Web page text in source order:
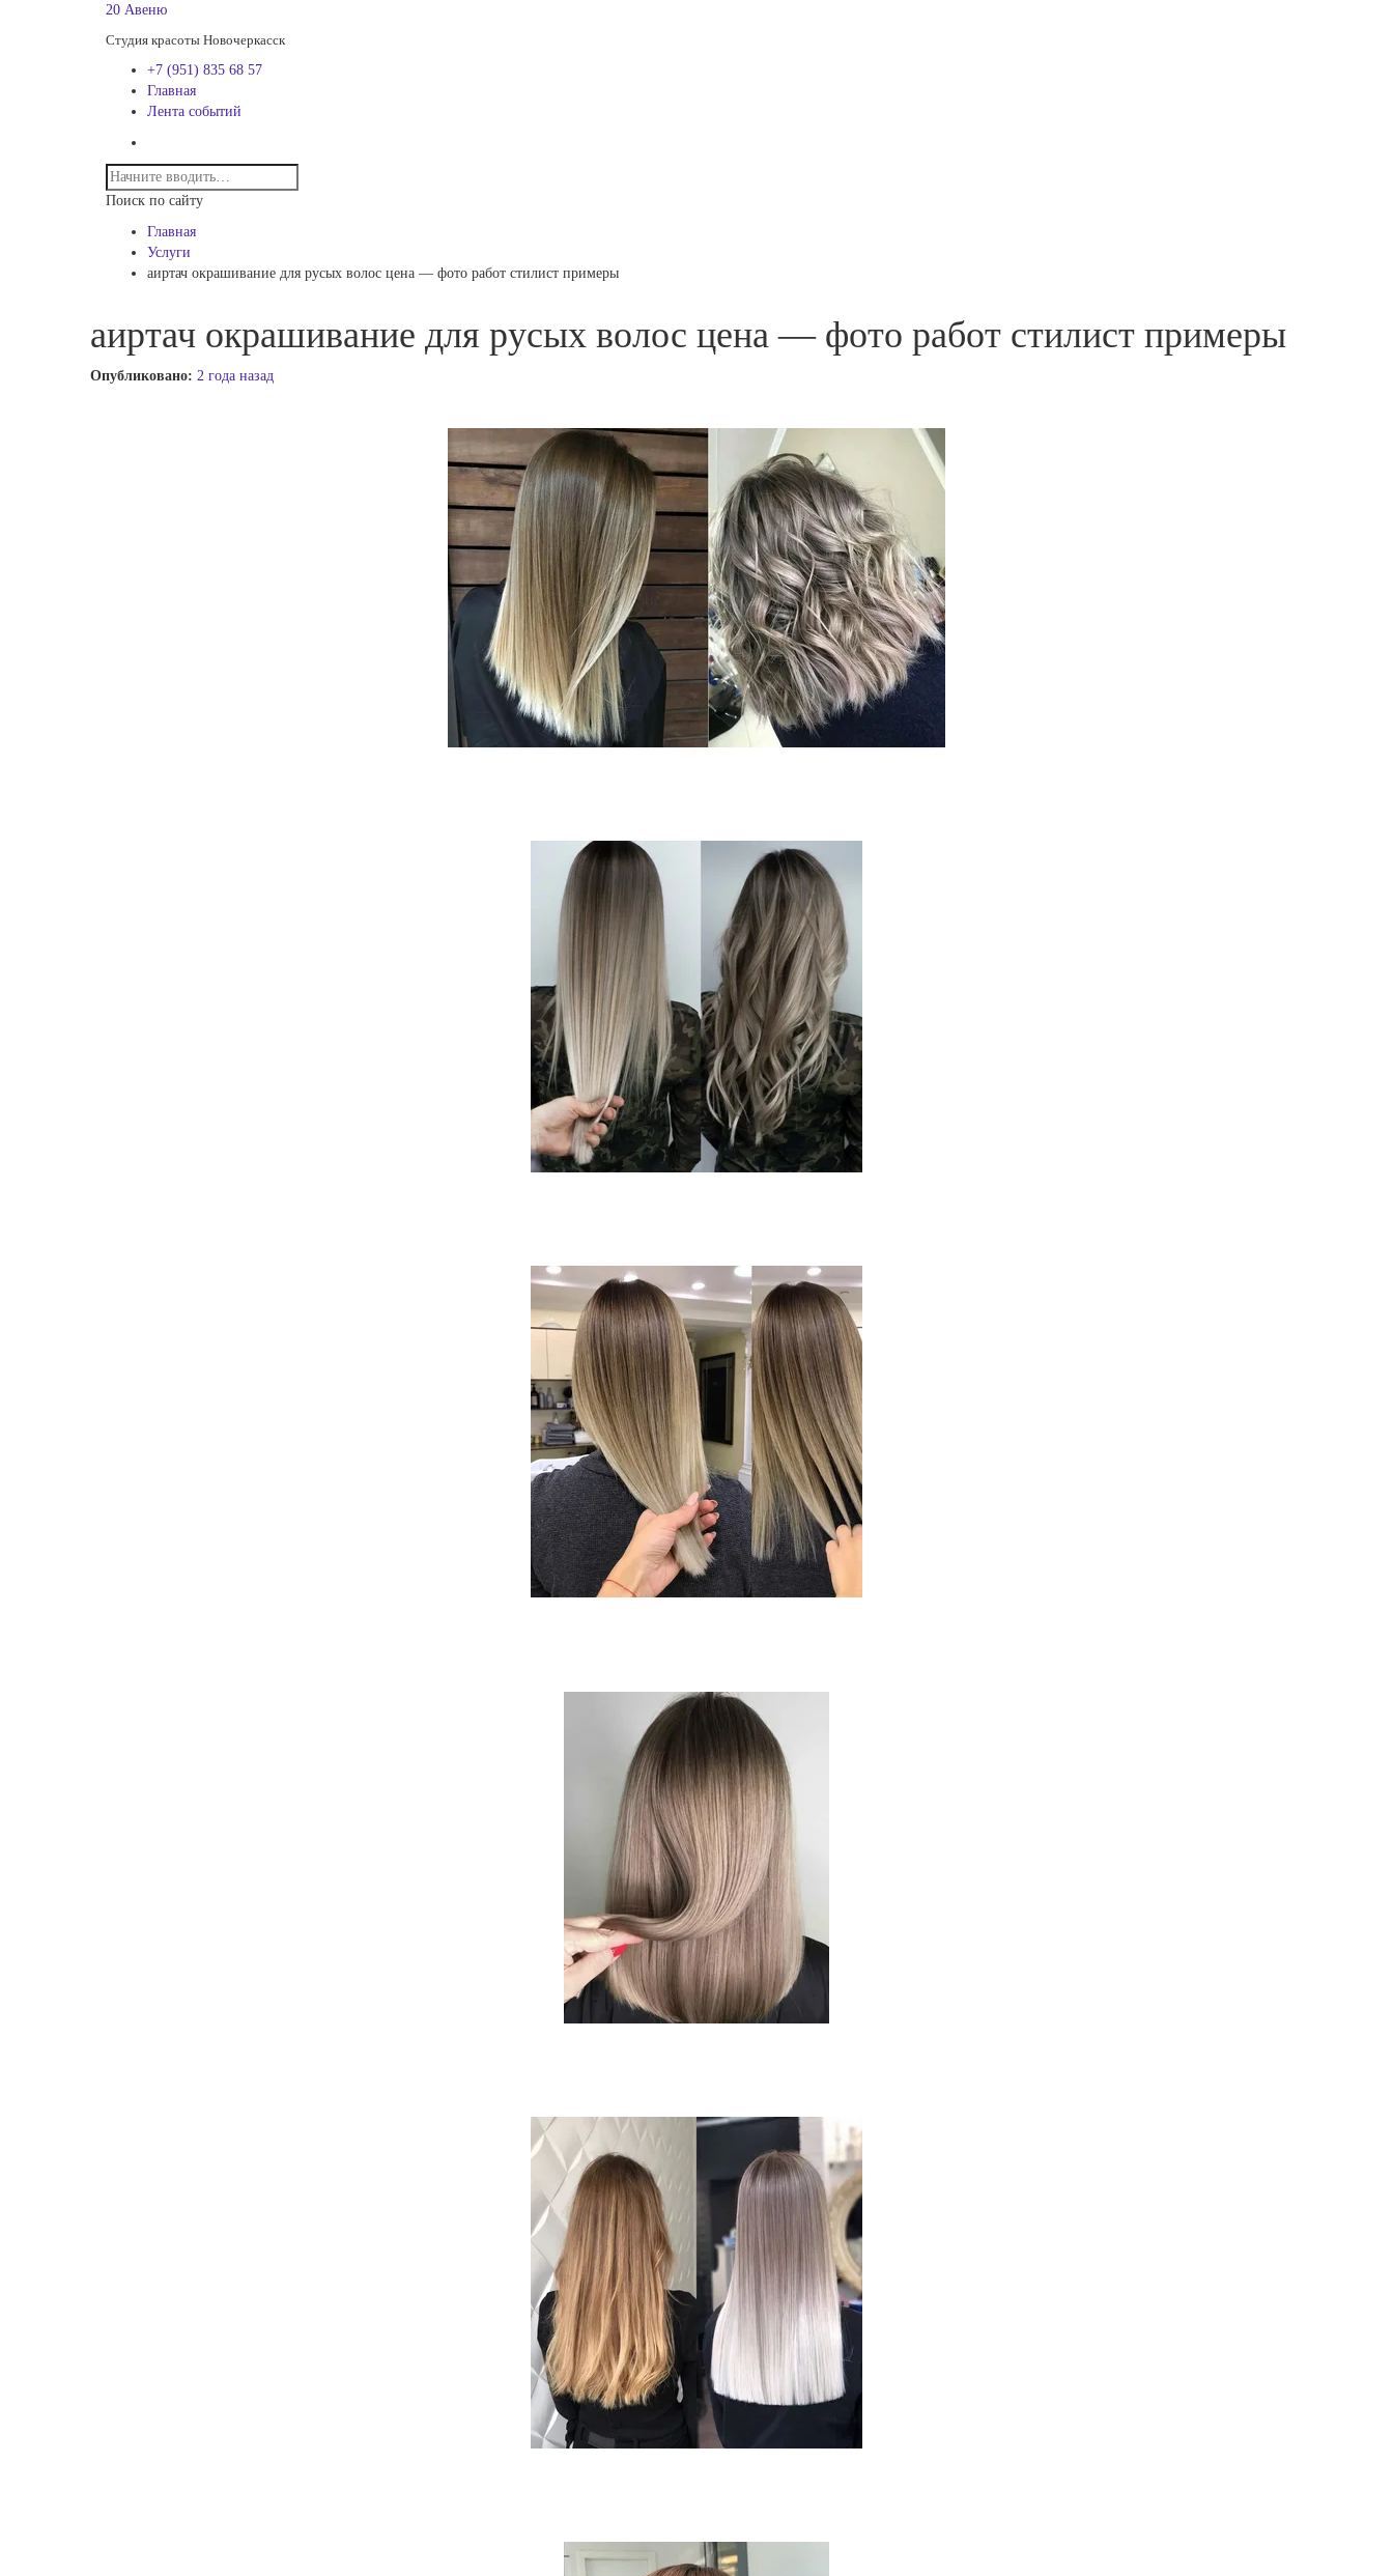
20 Авеню
Студия красоты Новочеркасск
+7 (951) 835 68 57
Главная
Лента событий
Поиск по сайту
Главная
Услуги
аиртач окрашивание для русых волос цена — фото работ стилист примеры
аиртач окрашивание для русых волос цена — фото работ стилист примеры
Опубликовано: 2 года назад